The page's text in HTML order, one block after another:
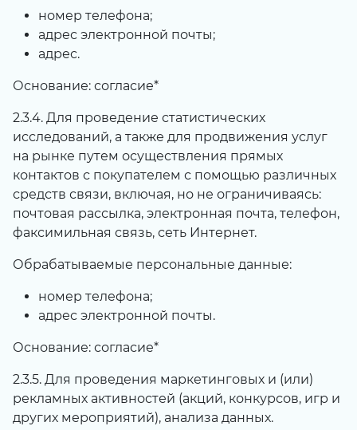
номер телефона;
адрес электронной почты;
адрес.
Основание: согласие*
2.3.4. Для проведение статистических
исследований, а также для продвижения услуг
на рынке путем осуществления прямых
контактов с покупателем с помощью различных
средств связи, включая, но не ограничиваясь:
почтовая рассылка, электронная почта, телефон,
факсимильная связь, сеть Интернет.
Обрабатываемые персональные данные:
номер телефона;
адрес электронной почты.
Основание: согласие*
2.3.5. Для проведения маркетинговых и (или)
рекламных активностей (акций, конкурсов, игр и
других мероприятий), анализа данных.